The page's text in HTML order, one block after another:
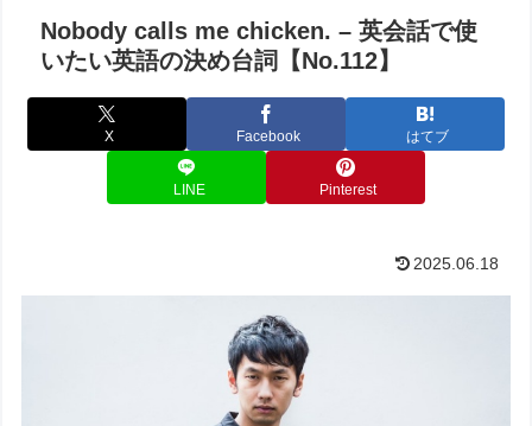
Nobody calls me chicken. – 英会話で使
いたい英語の決め台詞【No.112】
X Facebook はてブ
LINE Pinterest
2025.06.18